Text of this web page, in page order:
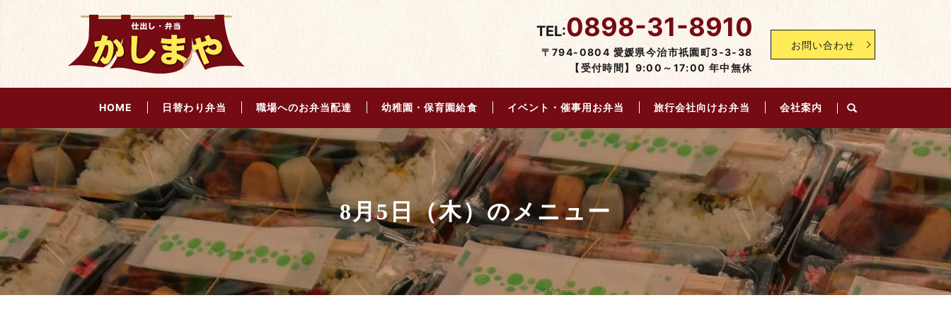
TEL:0898-31-8910
〒794-0804 愛媛県今治市祇園町3-3-38
【受付時間】9:00～17:00 年中無休
お問い合わせ
HOME 日替わり弁当 職場へのお弁当配達 幼稚園・保育園給食 イベント・催事用お弁当 旅行会社向けお弁当 会社案内
8月5日（木）のメニュー